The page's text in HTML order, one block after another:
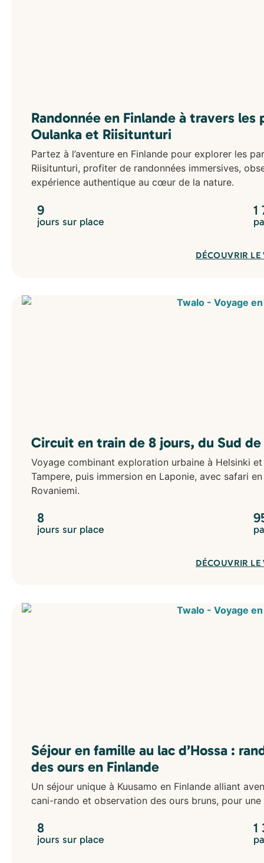
Randonnée en Finlande à travers les
Oulanka et Riisitunturi
Partez à l’aventure en Finlande pour explorer les
Riisitunturi, profiter de randonnées immersives,
expérience authentique au cœur de la nature.
9
jours sur place
1
DÉCOUVRIR LE
Circuit en train de 8 jours, du Sud de
Voyage combinant exploration urbaine à Helsinki
Tampere, puis immersion en Laponie, avec safari
Rovaniemi.
8
jours sur place
DÉCOUVRIR LE
Séjour en famille au lac d’Hossa :
des ours en Finlande
Un séjour unique à Kuusamo en Finlande alliant
cani-rando et observation des ours bruns, pour
8
jours sur place
1